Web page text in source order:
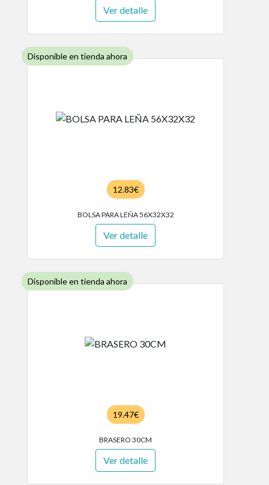
Ver detalle
Disponible en tienda ahora
12.83€
BOLSA PARA LEÑA 56X32X32
Ver detalle
Disponible en tienda ahora
19.47€
BRASERO 30CM
Ver detalle